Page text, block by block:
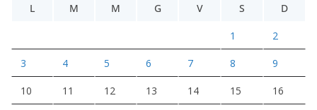
L
M M G V S D
1 2
3 4 5 6 7 8 9
10 11 12 13 14 15 16